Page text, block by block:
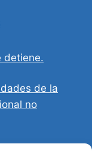
detiene.
de la
no